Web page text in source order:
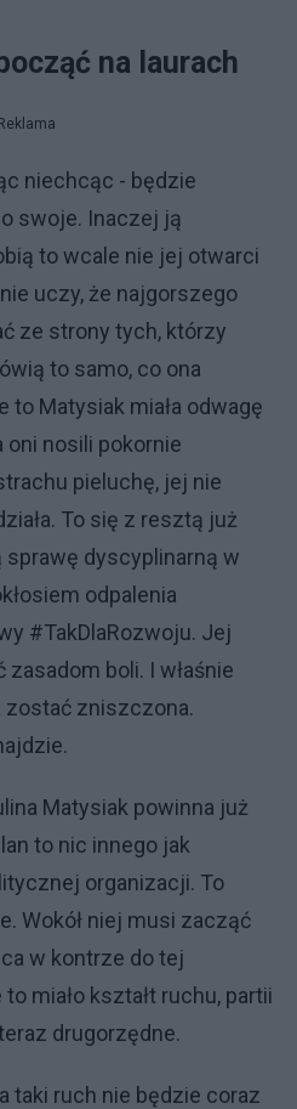
na laurach
niechcąc - będzie
swoje. Inaczej ją
to wcale nie jej otwarci
uczy, że najgorszego
ze strony tych, którzy
to samo, co ona
to Matysiak miała odwagę
oni nosili pokornie
pieluchę, jej nie
To się z resztą już
sprawę dyscyplinarną w
odpalenia
#TakDlaRozwoju. Jej
boli. I właśnie
zostać zniszczona.
Matysiak powinna już
to nic innego jak
organizacji. To
Wokół niej musi zacząć
w kontrze do tej
miało kształt ruchu, partii
drugorzędne.
taki ruch nie będzie coraz